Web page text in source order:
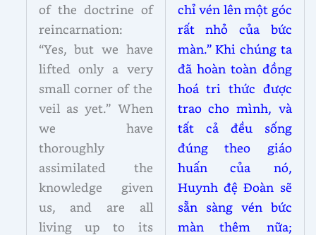
of the doctrine of
reincarnation:
“Yes, but we have
lifted only a very
small corner of the
veil as yet.” When
we have
thoroughly
assimilated the
knowledge given
us, and are all
living up to its
chỉ vén lên một góc
rất nhỏ của bức
màn.” Khi chúng ta
đã hoàn toàn đồng
hoá tri thức được
trao cho mình, và
tất cả đều sống
đúng theo giáo
huấn của nó,
Huynh đệ Đoàn sẽ
sẵn sàng vén bức
màn thêm nữa;